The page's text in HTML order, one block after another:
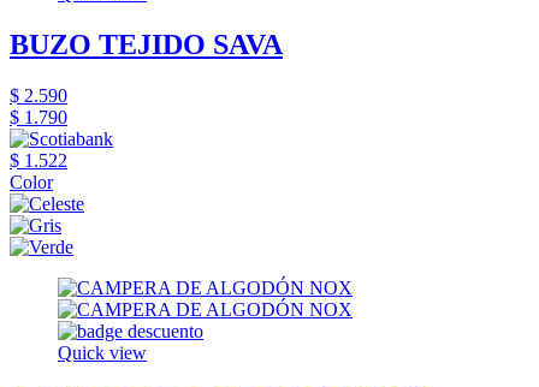
BUZO TEJIDO SAVA
$ 2.590
$ 1.790
$ 1.522
Color
Quick view